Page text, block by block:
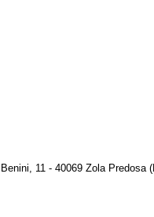
11 - 40069 Zola Predosa